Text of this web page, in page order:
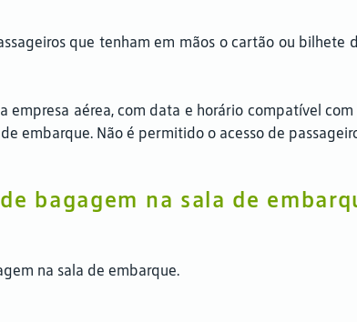
que tenham em mãos o cartão ou
aérea, com data e horário compatível
embarque. Não é permitido o acesso de
bagagem na sala de
na sala de embarque.